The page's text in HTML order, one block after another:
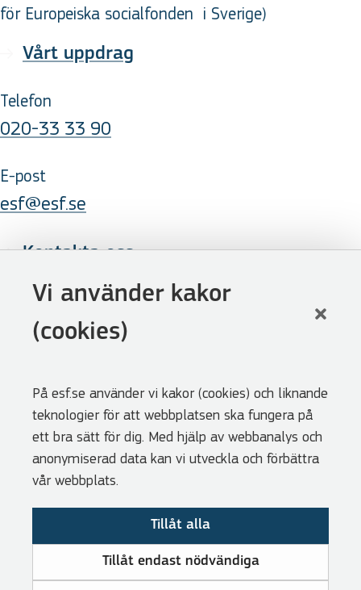
Vi använder kakor
(cookies)
På esf.se använder vi kakor (cookies) och liknande
teknologier för att webbplatsen ska fungera på
ett bra sätt för dig. Med hjälp av webbanalys och
anonymiserad data kan vi utveckla och förbättra
vår webbplats.
Tillåt alla
Tillåt endast nödvändiga
för Europeiska socialfonden i Sverige)
Vårt uppdrag
Telefon
020-33 33 90
E-post
esf@esf.se
Kontakta oss
Följ oss
LinkedIn
Genvägar
Webbshoppen
Visselblåsarfunktion